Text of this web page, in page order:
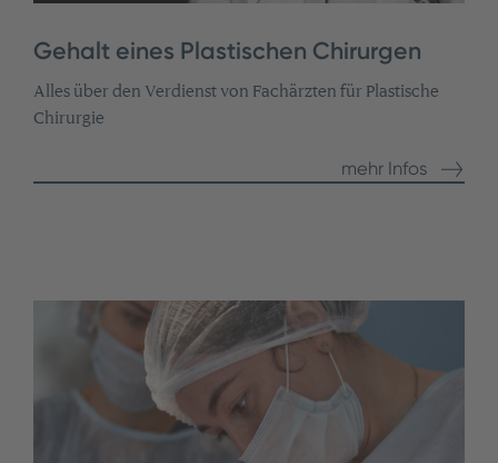
Gehalt eines Plastischen Chirurgen
Alles über den Verdienst von Fachärzten für Plastische
Chirurgie
mehr Infos